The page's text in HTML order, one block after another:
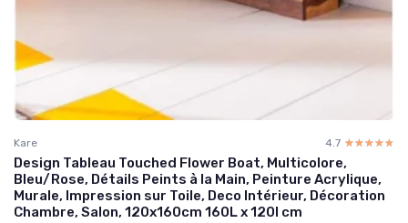
Kare 4.7 ☆☆☆☆☆
★★★★★
Design Tableau Touched Flower Boat, Multicolore,
Bleu/Rose, Détails Peints à la Main, Peinture Acrylique,
Murale, Impression sur Toile, Deco Intérieur, Décoration
Chambre, Salon, 120x160cm 160L x 120l cm